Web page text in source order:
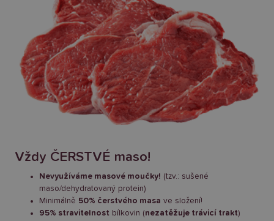
Vždy ČERSTVÉ maso!
Nevyužíváme masové moučky! (tzv.: sušené
maso/dehydratovaný protein)
Minimálně 50% čerstvého masa ve složení!
95% stravitelnost bílkovin (nezatěžuje trávicí trakt)